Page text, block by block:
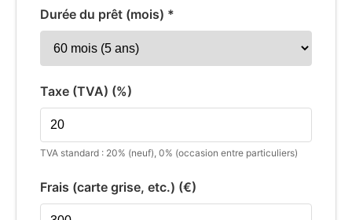
Durée du prêt (mois) *
Taxe (TVA) (%)
TVA standard : 20% (neuf), 0% (occasion entre particuliers)
Frais (carte grise, etc.) (€)